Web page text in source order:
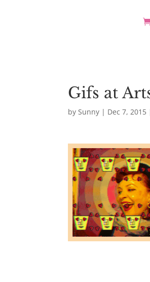
Gifs at
bySunny | Dec 7, 2015